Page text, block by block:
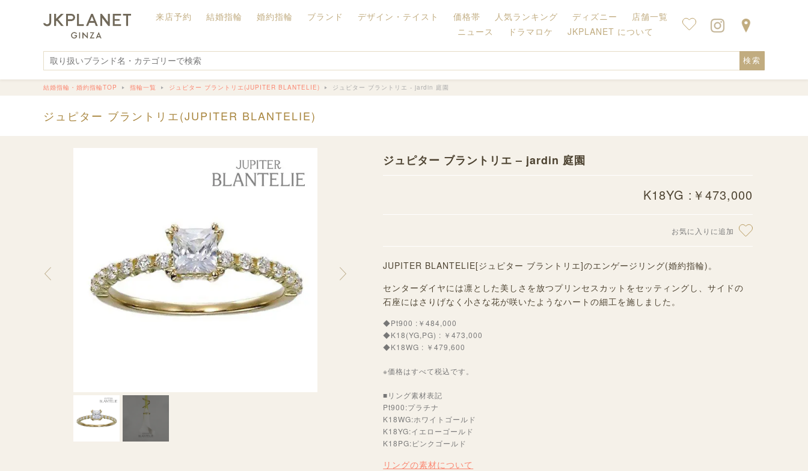
来店予約 結婚指輪 婚約指輪 ブランド デザイン・テイスト 価格帯 人気ランキング ディズニー
店舗一覧
ニュース
ドラマロケ JKPLANET について
検索
結婚指輪・婚約指輪TOP 指輪一覧 ジュピター ブラントリエ(JUPITER BLANTELIE) ジュピター ブラントリエ - jardin 庭園
ジュピター ブラントリエ(JUPITER BLANTELIE)
ジュピター ブラントリエ – jardin 庭園
K18YG :￥473,000
お気に入りに追加
JUPITER BLANTELIE[ジュピター ブラントリエ]のエンゲージリング(婚約指輪)。
センターダイヤには凛とした美しさを放つプリンセスカットをセッティングし、サイドの
石座にはさりげなく小さな花が咲いたようなハートの細工を施しました。
◆Pt900 :￥484,000
◆K18(YG,PG) : ￥473,000
◆K18WG : ￥479,600
※価格はすべて税込です。
■リング素材表記
Pt900:プラチナ
K18WG:ホワイトゴールド
K18YG:イエローゴールド
K18PG:ピンクゴールド
リングの素材について